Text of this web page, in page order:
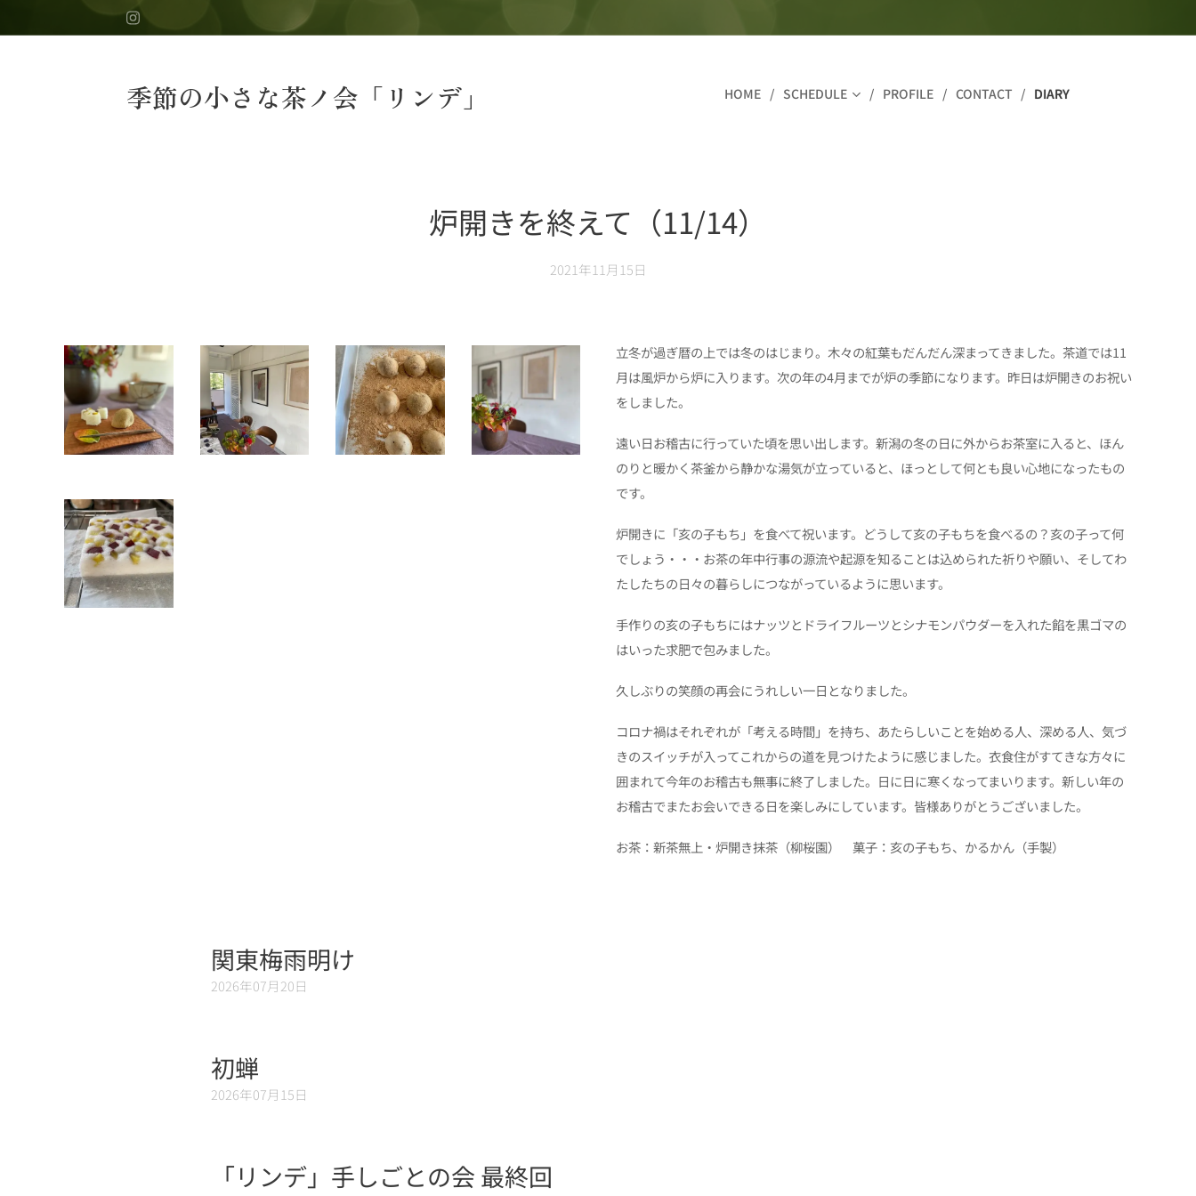
季節の小さな茶ノ会「リンデ」 HOME SCHEDULE PROFILE CONTACT DIARY
炉開きを終えて（11/14）
2021年11月15日
立冬が過ぎ暦の上では冬のはじまり。木々の紅葉もだんだん深まってきました。茶道では11
月は風炉から炉に入ります。次の年の4月までが炉の季節になります。昨日は炉開きのお祝い
をしました。
遠い日お稽古に行っていた頃を思い出します。新潟の冬の日に外からお茶室に入ると、ほん
のりと暖かく茶釜から静かな湯気が立っていると、ほっとして何とも良い心地になったもの
です。
炉開きに「亥の子もち」を食べて祝います。どうして亥の子もちを食べるの？亥の子って何
でしょう・・・お茶の年中行事の源流や起源を知ることは込められた祈りや願い、そしてわ
たしたちの日々の暮らしにつながっているように思います。
手作りの亥の子もちにはナッツとドライフルーツとシナモンパウダーを入れた餡を黒ゴマの
はいった求肥で包みました。
久しぶりの笑顔の再会にうれしい一日となりました。
コロナ禍はそれぞれが「考える時間」を持ち、あたらしいことを始める人、深める人、気づ
きのスイッチが入ってこれからの道を見つけたように感じました。衣食住がすてきな方々に
囲まれて今年のお稽古も無事に終了しました。日に日に寒くなってまいります。新しい年の
お稽古でまたお会いできる日を楽しみにしています。皆様ありがとうございました。
お茶：新茶無上・炉開き抹茶（柳桜園） 菓子：亥の子もち、かるかん（手製）
関東梅雨明け
2026年07月20日
初蝉
2026年07月15日
「リンデ」手しごとの会 最終回